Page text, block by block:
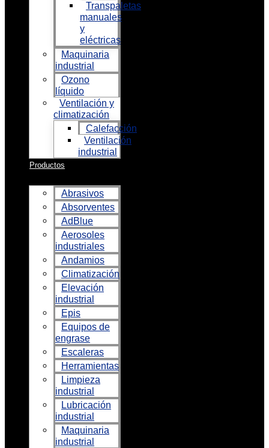
Transpaletas
manuales
y
eléctricas
Maquinaria
industrial
Ozono
líquido
Ventilación y
climatización
Calefacción
Ventilación
industrial
Productos
Abrasivos
Absorventes
AdBlue
Aerosoles
industriales
Andamios
Climatización
Elevación
industrial
Epis
Equipos de
engrase
Escaleras
Herramientas
Limpieza
industrial
Lubricación
industrial
Maquinaria
industrial